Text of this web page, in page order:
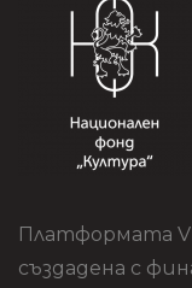
Платформата
създадена с